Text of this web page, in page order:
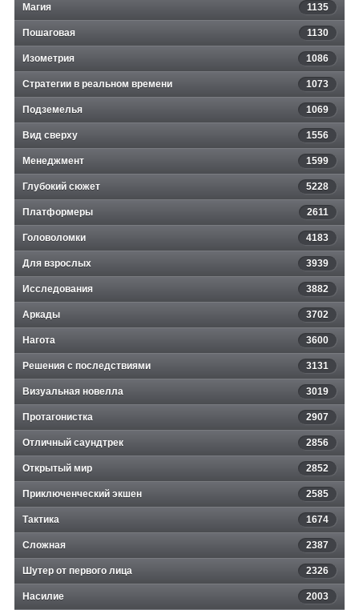
Магия 1135
Пошаговая 1130
Изометрия 1086
Стратегии в реальном времени 1073
Подземелья 1069
Вид сверху 1556
Менеджмент 1599
Глубокий сюжет 5228
Платформеры 2611
Головоломки 4183
Для взрослых 3939
Исследования 3882
Аркады 3702
Нагота 3600
Решения с последствиями 3131
Визуальная новелла 3019
Протагонистка 2907
Отличный саундтрек 2856
Открытый мир 2852
Приключенческий экшен 2585
Тактика 1674
Сложная 2387
Шутер от первого лица 2326
Насилие 2003